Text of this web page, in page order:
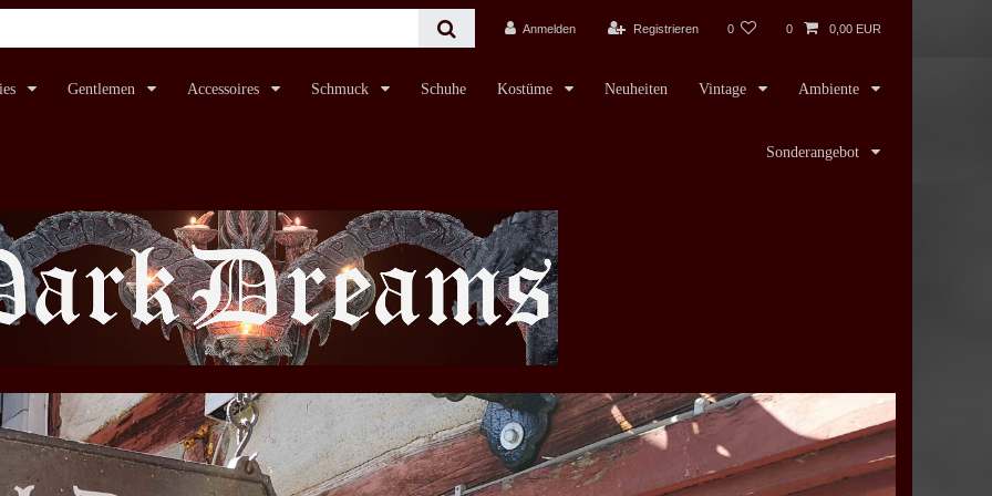
Anmelden Registrieren 0 0 0,00 EUR
Gentlemen Accessoires Schmuck Schuhe Kostüme Neuheiten Vintage Ambiente
Sonderangebot